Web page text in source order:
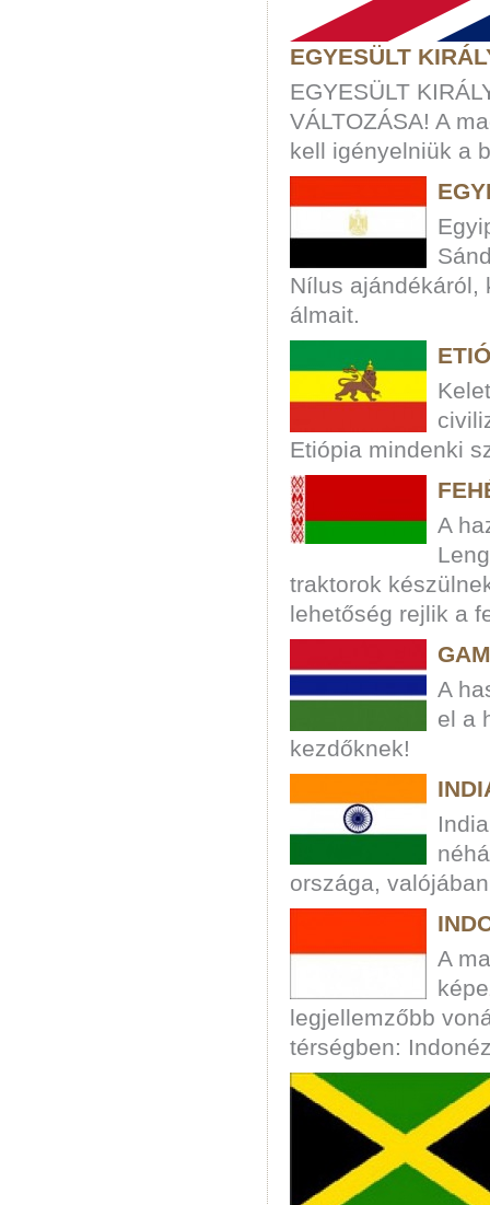
EGYESÜLT
EGYESÜLT
VÁLTOZÁSA! A
kell igényelniük a
Nílus ajándékáról,
álmait.
Etiópia mindenki
A
traktorok
lehetőség rejlik a
A
el a
kezdőknek!
országa,
A
legjellemzőbb
térségben: